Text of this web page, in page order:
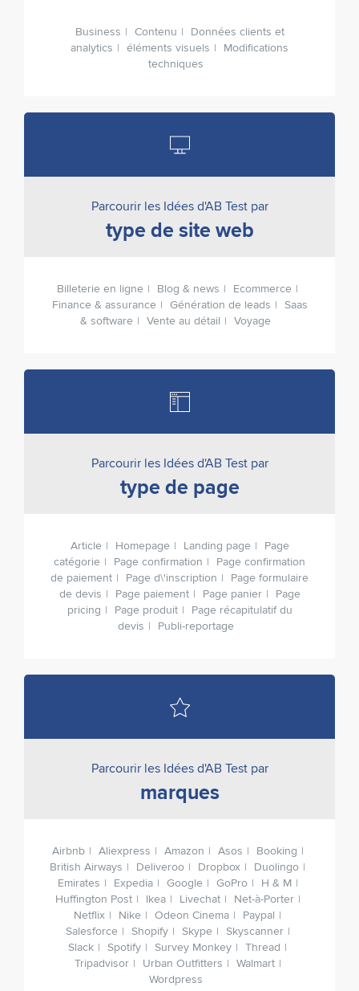
Business Contenu
Données clients et
analytics
éléments visuels
Modifications
techniques
Parcourir les Idées d'AB Test par
type de site web
Billeterie en ligne Blog & news
Ecommerce
Finance & assurance
Génération de leads
Saas
& software
Vente au détail Voyage
Parcourir les Idées d'AB Test par
type de page
Article Homepage Landing page
Page
catégorie
Page confirmation
Page confirmation
de paiement
Page d\'inscription
Page formulaire
de devis
Page paiement Page panier
Page
pricing
Page produit
Page récapitulatif du
devis
Publi-reportage
Parcourir les Idées d'AB Test par
marques
Airbnb Aliexpress Amazon Asos
Booking
British Airways
Deliveroo Dropbox
Duolingo
Emirates
Expedia Google GoPro
H & M
Huffington Post
Ikea Livechat
Net-à-Porter
Netflix
Nike Odeon Cinema
Paypal
Salesforce
Shopify Skype
Skyscanner
Slack
Spotify Survey Monkey
Thread
Tripadvisor
Urban Outfitters
Walmart
Wordpress